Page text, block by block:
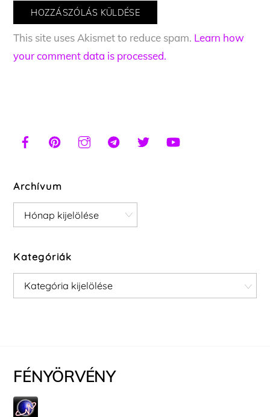
This site uses Akismet to reduce spam. Learn how
your comment data is processed.
Archívum
Archívum
Kategóriák
Kategóriák
FÉNYÖRVÉNY